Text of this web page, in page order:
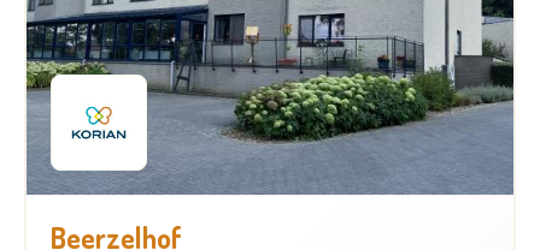
Beerzelhof